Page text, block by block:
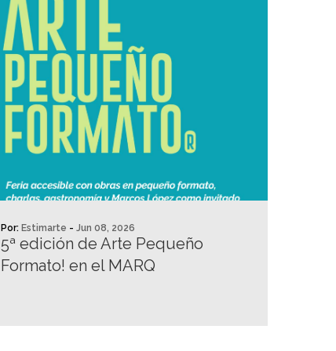
Por: Estimarte - Jun 08, 2026
5ª edición de Arte Pequeño
Formato! en el MARQ